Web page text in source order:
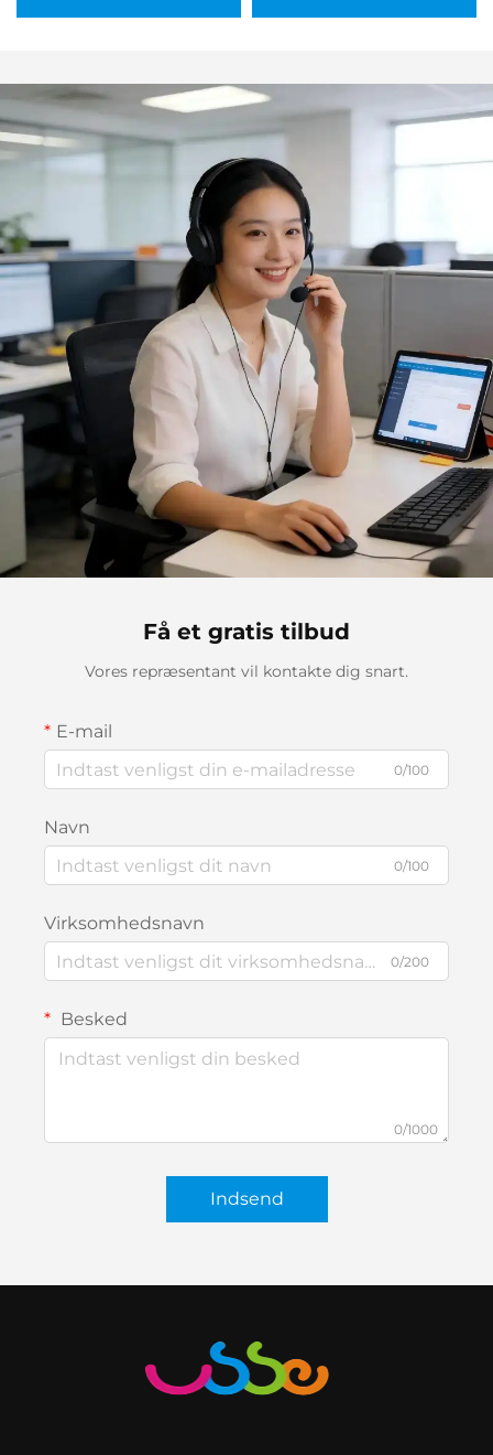
ekstra lange, anti-slip
grydeholder
Få et gratis tilbud
Vores repræsentant vil kontakte dig snart.
E-mail
0/100
Navn
0/100
Virksomhedsnavn
0/200
Besked
0/1000
Indsend